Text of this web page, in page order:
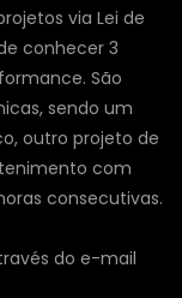
via Lei de
conhecer 3
São
sendo um
outro projeto de
com
consecutivas.
do e-mail